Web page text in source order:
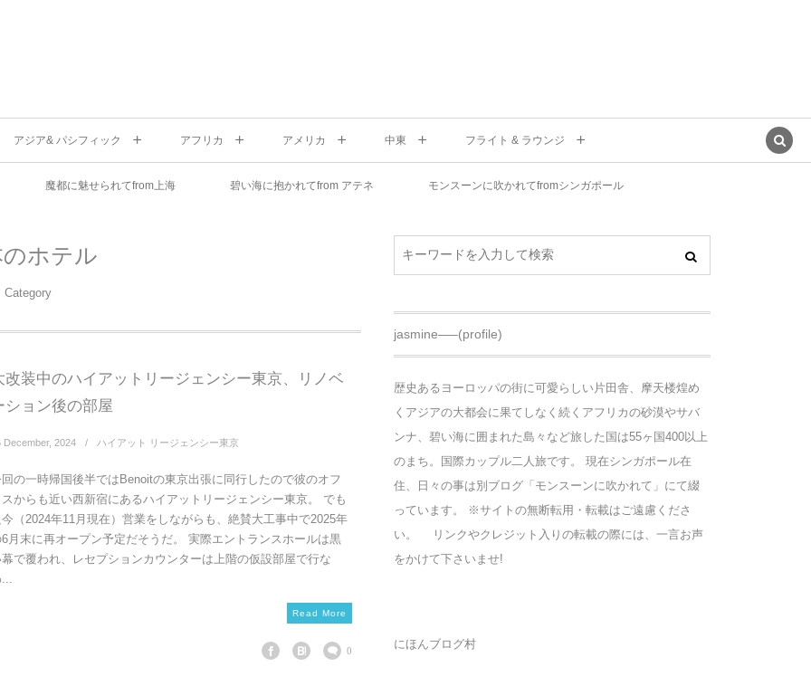
アジア& パシフィック アフリカ アメリカ 中東 フライト & ラウンジ
魔都に魅せられてfrom上海 碧い海に抱かれてfrom アテネ モンスーンに吹かれてfromシンガポール
ホテル
Category
改装中のハイアットリージェンシー東京、リノベ
ション後の部屋
December, 2024 ハイアット リージェンシー東京
の一時帰国後半ではBenoitの東京出張に同行したので彼のオフ
からも近い西新宿にあるハイアットリージェンシー東京。 でも
（2024年11月現在）営業をしながらも、絶賛大工事中で2025年
月末に再オープン予定だそうだ。 実際エントランスホールは黒
で覆われ、レセプションカウンターは上階の仮設部屋で行な
...
Read More
0
jasmine—–(profile)
歴史あるヨーロッパの街に可愛らしい片田舎、摩天楼煌め
くアジアの大都会に果てしなく続くアフリカの砂漠やサバ
ンナ、碧い海に囲まれた島々など旅した国は55ヶ国400以上
のまち。国際カップル二人旅です。 現在シンガポール在
住、日々の事は別ブログ「モンスーンに吹かれて」にて綴
っています。 ※サイトの無断転用・転載はご遠慮くださ
い。 リンクやクレジット入りの転載の際には、一言お声
をかけて下さいませ!
にほんブログ村